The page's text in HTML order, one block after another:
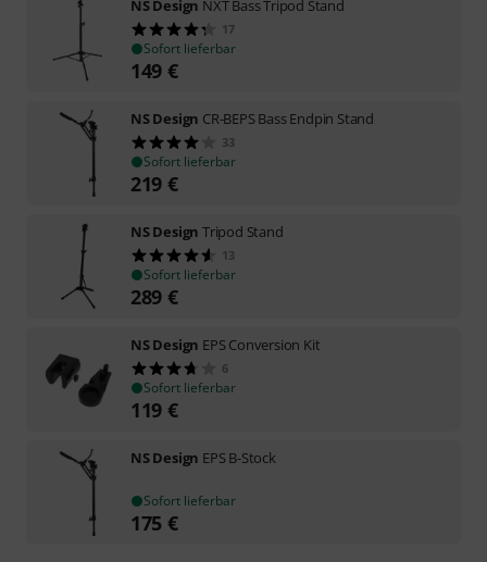
NS Design NXT Bass Tripod Stand
17
Sofort lieferbar
149 €
NS Design CR-BEPS Bass Endpin Stand
33
Sofort lieferbar
219 €
NS Design Tripod Stand
13
Sofort lieferbar
289 €
NS Design EPS Conversion Kit
6
Sofort lieferbar
119 €
NS Design EPS B-Stock
Sofort lieferbar
175 €